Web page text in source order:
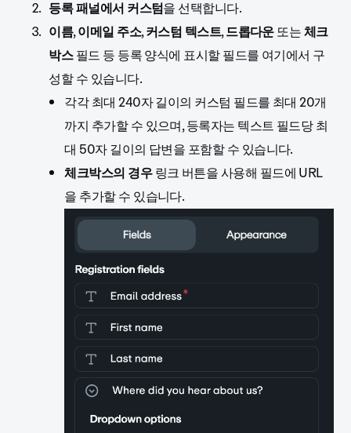
등록 패널에서커스텀을 선택합니다.
이름,이메일 주소,커스텀 텍스트,드롭다운또는체크
박스필드 등 등록 양식에 표시할 필드를 여기에서 구
성할 수 있습니다.
각각 최대 240자 길이의 커스텀 필드를 최대 20개
까지 추가할 수 있으며, 등록자는 텍스트 필드당 최
대 50자 길이의 답변을 포함할 수 있습니다.
체크박스의 경우링크 버튼을 사용해 필드에 URL
을 추가할 수 있습니다.